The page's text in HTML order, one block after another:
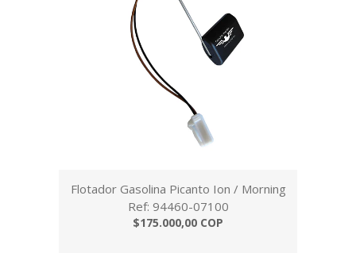
Flotador Gasolina Picanto Ion / Morning
Ref: 94460-07100
$175.000,00 COP